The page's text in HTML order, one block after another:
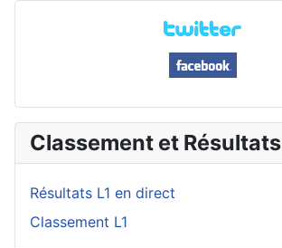
Classement et Résultats
Résultats L1 en direct
Classement L1